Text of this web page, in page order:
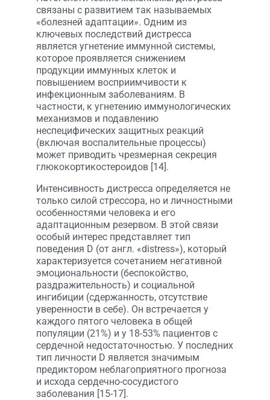
связаны с развитием так называемых
«болезней адаптации». Одним из
ключевых последствий дистресса
является угнетение иммунной системы,
которое проявляется снижением
продукции иммунных клеток и
повышением восприимчивости к
инфекционным заболеваниям. В
частности, к угнетению иммунологических
механизмов и подавлению
неспецифических защитных реакций
(включая воспалительные процессы)
может приводить чрезмерная секреция
глюкокортикостероидов [14].
Интенсивность дистресса определяется не
только силой стрессора, но и личностными
особенностями человека и его
адаптационным резервом. В этой связи
особый интерес представляет тип
поведения D (от англ. «distress»), который
характеризуется сочетанием негативной
эмоциональности (беспокойство,
раздражительность) и социальной
ингибиции (сдержанность, отсутствие
уверенности в себе). Он встречается у
каждого пятого человека в общей
популяции (21%) и у 18-53% пациентов с
сердечной недостаточностью. У последних
тип личности D является значимым
предиктором неблагоприятного прогноза
и исхода сердечно-сосудистого
заболевания [15-17].